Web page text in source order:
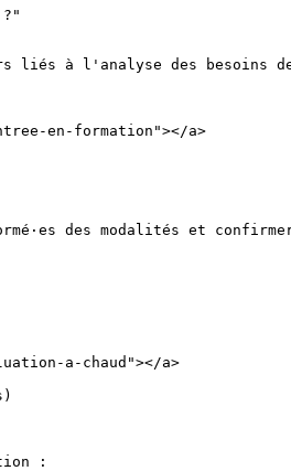
liés à l'analyse des besoins
en-formation"></a>
des modalités et
a-chaud"></a>
: